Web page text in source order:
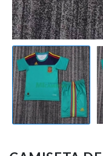
Niño
Ropa de
Jugadores